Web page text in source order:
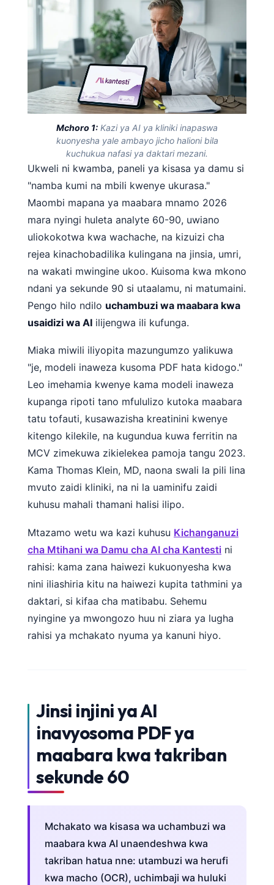
Mchoro 1: Kazi ya AI ya kliniki inapaswa
kuonyesha yale ambayo jicho halioni bila
kuchukua nafasi ya daktari mezani.
Ukweli ni kwamba, paneli ya kisasa ya damu si
"namba kumi na mbili kwenye ukurasa."
Maombi mapana ya maabara mnamo 2026
mara nyingi huleta analyte 60-90, uwiano
uliokokotwa kwa wachache, na kizuizi cha
rejea kinachobadilika kulingana na jinsia, umri,
na wakati mwingine ukoo. Kuisoma kwa mkono
ndani ya sekunde 90 si utaalamu, ni matumaini.
Pengo hilo ndilo uchambuzi wa maabara kwa
usaidizi wa AI ilijengwa ili kufunga.
Miaka miwili iliyopita mazungumzo yalikuwa
"je, modeli inaweza kusoma PDF hata kidogo."
Leo imehamia kwenye kama modeli inaweza
kupanga ripoti tano mfululizo kutoka maabara
tatu tofauti, kusawazisha kreatinini kwenye
kitengo kilekile, na kugundua kuwa ferritin na
MCV zimekuwa zikielekea pamoja tangu 2023.
Kama Thomas Klein, MD, naona swali la pili lina
mvuto zaidi kliniki, na ni la uaminifu zaidi
kuhusu mahali thamani halisi ilipo.
Mtazamo wetu wa kazi kuhusu Kichanganuzi
cha Mtihani wa Damu cha AI cha Kantesti ni
rahisi: kama zana haiwezi kukuonyesha kwa
nini iliashiria kitu na haiwezi kupita tathmini ya
daktari, si kifaa cha matibabu. Sehemu
nyingine ya mwongozo huu ni ziara ya lugha
rahisi ya mchakato nyuma ya kanuni hiyo.
Jinsi injini ya AI
inavyosoma PDF ya
maabara kwa takriban
sekunde 60
Mchakato wa kisasa wa uchambuzi wa
maabara kwa AI unaendeshwa kwa
takriban hatua nne: utambuzi wa herufi
kwa macho (OCR), uchimbaji wa huluki